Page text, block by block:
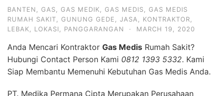
BANTEN GAS GAS MEDIK GAS MEDIS
GAS MEDIS
RUMAH SAKIT
GUNUNG GEDE JASA KONTRAKTOR
LEBAK
LOKASI PANGGARANGAN · MARCH 19, 2020
Anda Mencari Kontraktor Gas Medis Rumah Sakit?
Hubungi Contact Person Kami 0812 1393 5332. Kami
Siap Membantu Memenuhi Kebutuhan Gas Medis Anda.
PT. Medika Permana Cipta Merupakan Perusahaan